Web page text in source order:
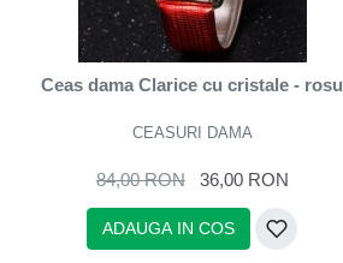
Ceas dama Clarice cu cristale - rosu
CEASURI DAMA
84,00 RON 36,00 RON
ADAUGA IN COS